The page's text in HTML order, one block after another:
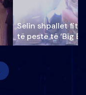
Selin shpallet
të pestë të ‘Big